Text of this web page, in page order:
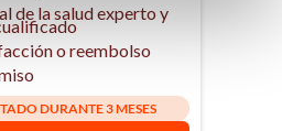
de la salud experto y
o reembolso
DURANTE 3 MESES